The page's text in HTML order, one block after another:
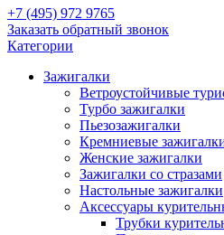
+7 (495) 972 9765
Заказать обратный звонок
Категории
Зажигалки
Ветроустойчивые
Турбо зажигалки
Пьезозажигалки
Кремниевые
Женские зажигалки
Зажигалки со стразами
Настольные зажигалки
Аксессуары
Трубки